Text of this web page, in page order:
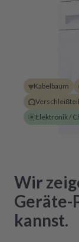
Kabelbaum
Elektronik /
Wir
Geräte-
kannst.